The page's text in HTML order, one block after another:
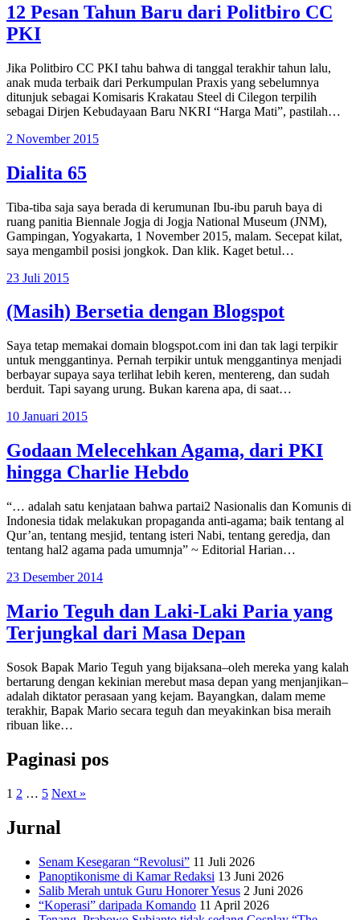
12 Pesan Tahun Baru dari Politbiro CC
PKI
Jika Politbiro CC PKI tahu bahwa di tanggal terakhir tahun lalu,
anak muda terbaik dari Perkumpulan Praxis yang sebelumnya
ditunjuk sebagai Komisaris Krakatau Steel di Cilegon terpilih
sebagai Dirjen Kebudayaan Baru NKRI “Harga Mati”, pastilah…
2 November 2015
Dialita 65
Tiba-tiba saja saya berada di kerumunan Ibu-ibu paruh baya di
ruang panitia Biennale Jogja di Jogja National Museum (JNM),
Gampingan, Yogyakarta, 1 November 2015, malam. Secepat kilat,
saya mengambil posisi jongkok. Dan klik. Kaget betul…
23 Juli 2015
(Masih) Bersetia dengan Blogspot
Saya tetap memakai domain blogspot.com ini dan tak lagi terpikir
untuk menggantinya. Pernah terpikir untuk menggantinya menjadi
berbayar supaya saya terlihat lebih keren, mentereng, dan sudah
berduit. Tapi sayang urung. Bukan karena apa, di saat…
10 Januari 2015
Godaan Melecehkan Agama, dari PKI
hingga Charlie Hebdo
“… adalah satu kenjataan bahwa partai2 Nasionalis dan Komunis di
Indonesia tidak melakukan propaganda anti-agama; baik tentang al
Qur’an, tentang mesjid, tentang isteri Nabi, tentang geredja, dan
tentang hal2 agama pada umumnja” ~ Editorial Harian…
23 Desember 2014
Mario Teguh dan Laki-Laki Paria yang
Terjungkal dari Masa Depan
Sosok Bapak Mario Teguh yang bijaksana–oleh mereka yang kalah
bertarung dengan kekinian merebut masa depan yang menjanjikan–
adalah diktator perasaan yang kejam. Bayangkan, dalam meme
terakhir, Bapak Mario secara teguh dan meyakinkan bisa meraih
ribuan like…
Paginasi pos
1 2 … 5 Next »
Jurnal
Senam Kesegaran “Revolusi” 11 Juli 2026
Panoptikonisme di Kamar Redaksi 13 Juni 2026
Salib Merah untuk Guru Honorer Yesus 2 Juni 2026
“Koperasi” daripada Komando 11 April 2026